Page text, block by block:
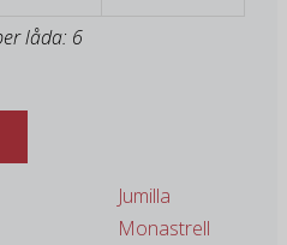
låda: 6
Jumilla
Monastrell